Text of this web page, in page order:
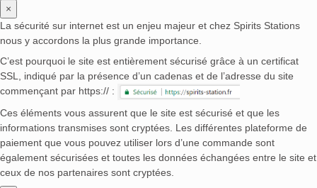
×
La sécurité sur internet est un enjeu majeur et chez Spirits Stations
nous y accordons la plus grande importance.
C’est pourquoi le site est entièrement sécurisé grâce à un certificat
SSL, indiqué par la présence d’un cadenas et de l’adresse du site
commençant par https:// :
Ces éléments vous assurent que le site est sécurisé et que les
informations transmises sont cryptées. Les différentes plateforme de
paiement que vous pouvez utiliser lors d’une commande sont
également sécurisées et toutes les données échangées entre le site et
ceux de nos partenaires sont cryptées.